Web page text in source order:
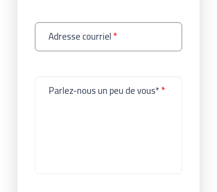
Adresse courriel*
Parlez-nous un peu de vous**